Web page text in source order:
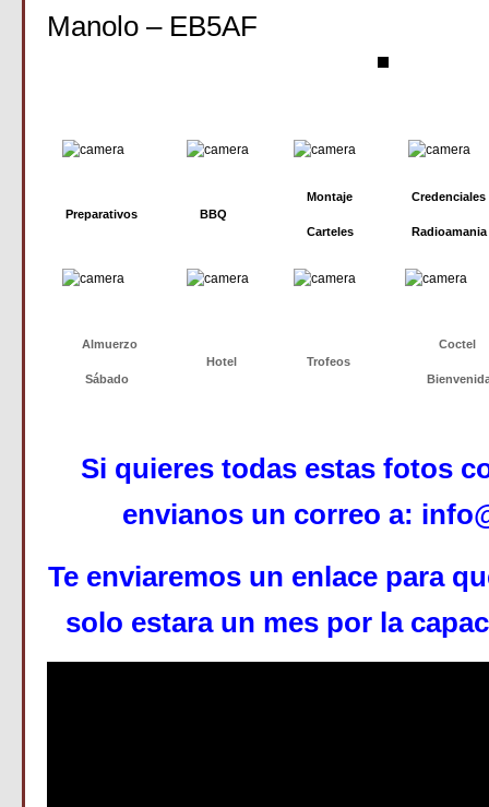
Manolo – EB5AF
Preparativos BBQ
Montaje
Carteles
Credenciales
Radioamania
Almuerzo
Sábado
Hotel Trofeos
Coctel
Si quieres todas estas fotos
envianos un correo a:
Te enviaremos un enlace para
solo estara un mes por la